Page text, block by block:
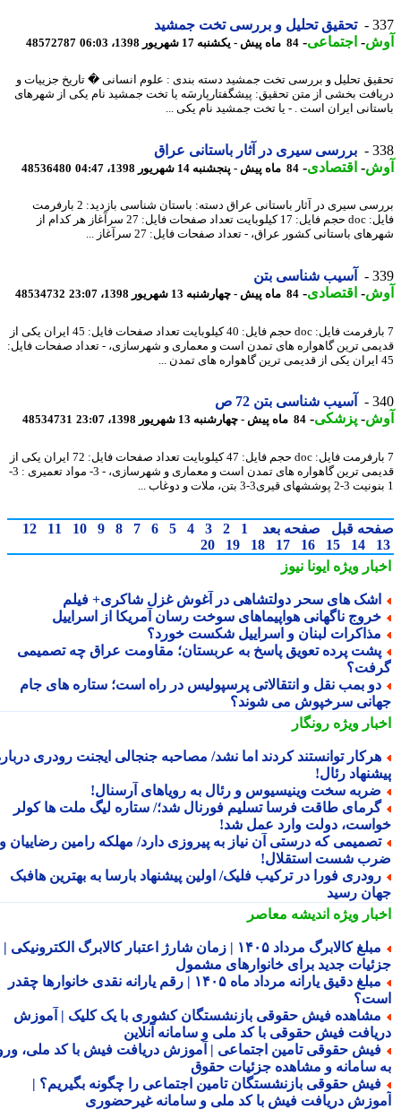
تحقیق تحلیل و بررسی تخت جمشید
-اجتماعی-84 ماه پیش - یکشنبه 17 شهریور 1398، 06:03 48572787
تحلیل و بررسی تخت جمشید دسته بندی : علوم انسانی � تاریخ جزییات و
بخشی از متن تحقیق: پیشگفتارپارسَه یا تخت جمشید نام یکی از شهرهای
ایران است . - یا تخت جمشید نام یکی ...
بررسی سیری در آثار باستانی عراق
-اقتصادی-84 ماه پیش - پنجشنبه 14 شهریور 1398، 04:47 48536480
بررسی سیری در آثار باستانی عراق دسته: باستان شناسی بازدید: 2 بارفرمت
فایل: doc حجم فایل: 17 کیلوبایت تعداد صفحات فایل: 27 سرآغاز هر کدام از
باستانی کشور عراق، - تعداد صفحات فایل: 27 سرآغاز ...
آسیب شناسی بتن
-اقتصادی-84 ماه پیش - چهارشنبه 13 شهریور 1398، 23:07 48534732
7 بارفرمت فایل: doc حجم فایل: 40 کیلوبایت تعداد صفحات فایل: 45 ایران یکی از
ترین گاهواره های تمدن است و معماری و شهرسازی، - تعداد صفحات فایل:
آسیب شناسی بتن 72 ص
-پزشکی-84 ماه پیش - چهارشنبه 13 شهریور 1398، 23:07 48534731
7 بارفرمت فایل: doc حجم فایل: 47 کیلوبایت تعداد صفحات فایل: 72 ایران یکی از
قدیمی ترین گاهواره های تمدن است و معماری و شهرسازی، - 3- مواد تعمیری : 3-
قبل صفحه بعد 1
2
3
4
5
6
7
8
9
10
11
12
14
15
16
17
18
19
20
ویژهایونا نیوز
های سحر دولتشاهی در آغوش غزل شاکری+ فیلم
ناگهانی هواپیماهای سوخت رسان آمریکا از اسراییل
لبنان و اسراییل شکست خورد؟
پرده تعویق پاسخ به عربستان؛ مقاومت عراق چه تصمیمی
بمب نقل و انتقالاتی پرسپولیس در راه است؛ ستاره های جام
سرخپوش می شوند؟
ویژهرونگار
توانستند کردند اما نشد/ مصاحبه جنجالی ایجنت رودری درباره
رئال!
سخت وینیسیوس و رئال به رویاهای آرسنال!
طاقت فرسا تسلیم فورنال شد؛/ ستاره لیگ ملت ها کولر
دولت وارد عمل شد!
که درستی آن نیاز به پیروزی دارد/ مهلکه رامین رضاییان و
شست استقلال!
فورا در ترکیب فلیک/ اولین پیشنهاد بارسا به بهترین هافبک
رسید
ویژهاندیشه معاصر
مبلغ کالابرگ مرداد ۱۴۰۵ | زمان شارژ اعتبار کالابرگ الکترونیکی |
جدید برای خانوارهای مشمول
مبلغ دقیق یارانه مرداد ماه ۱۴۰۵ | رقم یارانه نقدی خانوارها چقدر
فیش حقوقی بازنشستگان کشوری با یک کلیک | آموزش
فیش حقوقی با کد ملی و سامانه آنلاین
حقوقی تامین اجتماعی | آموزش دریافت فیش با کد ملی، ورود
سامانه و مشاهده جزئیات حقوق
حقوقی بازنشستگان تامین اجتماعی را چگونه بگیریم؟ |
دریافت فیش با کد ملی و سامانه غیرحضوری